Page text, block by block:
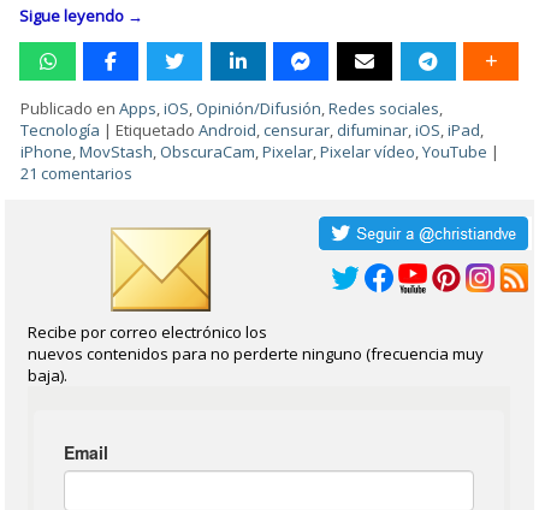
Sigue leyendo →
Publicado en Apps,iOS, Opinión/Difusión,Redes sociales,
Tecnología |Etiquetado Android,censurar, difuminar,iOS,iPad,
iPhone,MovStash, ObscuraCam,Pixelar,Pixelar vídeo,YouTube |
21 comentarios
Recibe por correo electrónico los
nuevos contenidos para no perderte ninguno (frecuencia muy
baja).